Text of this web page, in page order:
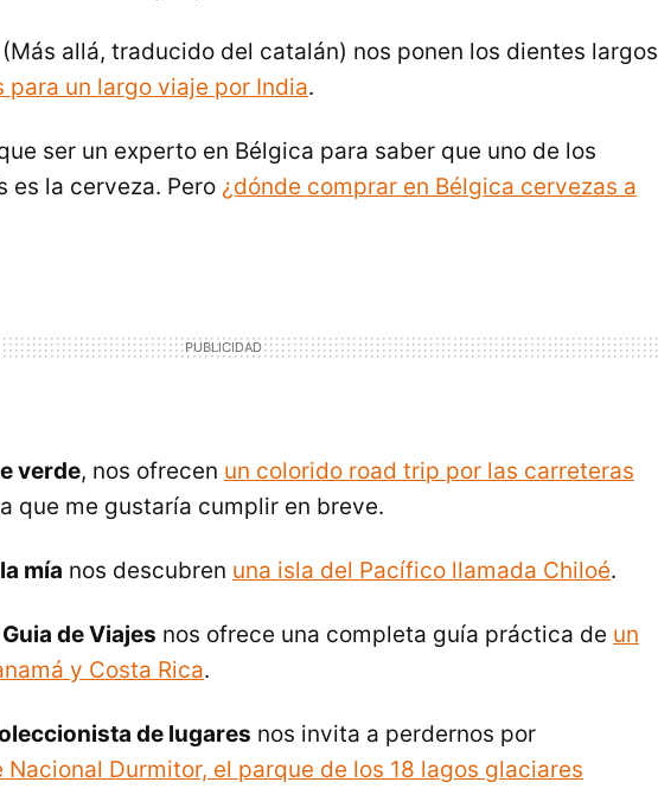
(Más allá, traducido del catalán) nos ponen los dientes largos
para un largo viaje por India.
ser un experto en Bélgica para saber que uno de los
es la cerveza. Pero ¿dónde comprar en Bélgica cervezas a
verde, nos ofrecen un colorido road trip por las carreteras
que me gustaría cumplir en breve.
mía nos descubren una isla del Pacífico llamada Chiloé.
de Viajes nos ofrece una completa guía práctica de un
y Costa Rica.
de lugares nos invita a perdernos por
Nacional Durmitor, el parque de los 18 lagos glaciares